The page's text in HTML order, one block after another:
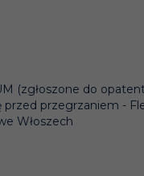
(zgłoszone do
przegrzaniem -
Włoszech